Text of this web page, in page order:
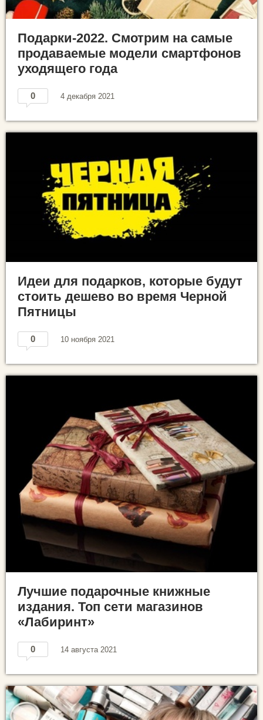
Подарки-2022. Смотрим на самые
продаваемые модели смартфонов
уходящего года
0 4 декабря 2021
Идеи для подарков, которые будут
стоить дешево во время Черной
Пятницы
0 10 ноября 2021
Лучшие подарочные книжные
издания. Топ сети магазинов
«Лабиринт»
0 14 августа 2021